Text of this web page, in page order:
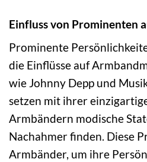
Einfluss von Prominenten
Prominente
die Einflüsse auf
wie Johnny Depp und
setzen mit ihrer
Armbändern modische
Nachahmer finden. Diese
Armbänder, um ihre